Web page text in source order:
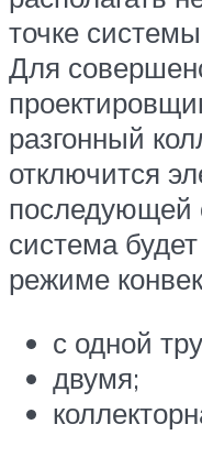
точке
Для
разгонный
отключится
последующей
система
режиме
с одной
двумя;